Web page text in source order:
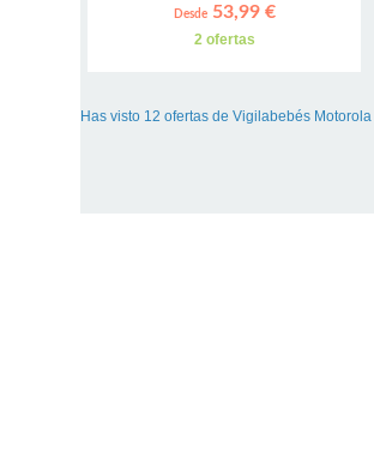
Desde53,99 €
2 ofertas
Has visto 12 ofertas de Vigilabebés Motorola